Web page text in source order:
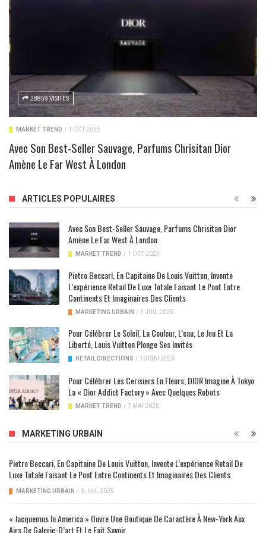
28859 VISITES
MARKET TREND / 1 OCT 2025
Avec Son Best-Seller Sauvage, Parfums Chrisitan Dior
Amène Le Far West À London
ARTICLES POPULAIRES
Avec Son Best-Seller Sauvage, Parfums Chrisitan Dior
Amène Le Far West À London
MARKET TREND / 1 OCT 2025
Pietro Beccari, En Capitaine De Louis Vuitton, Invente
L’expérience Retail De Luxe Totale Faisant Le Pont Entre
Continents Et Imaginaires Des Clients
MARKETING URBAIN / 3 JUIL 2025
Pour Célébrer Le Soleil, La Couleur, L’eau, Le Jeu Et La
Liberté, Louis Vuitton Plonge Ses Invités
RETAIL DIRECTIONS / 10 MAI 2025
Pour Célébrer Les Cerisiers En Fleurs, DIOR Imagine À Tokyo
La « Dior Addict Factory » Avec Quelques Robots
MARKET TREND / 7 MAI 2025
MARKETING URBAIN
Pietro Beccari, En Capitaine De Louis Vuitton, Invente L’expérience Retail De
Luxe Totale Faisant Le Pont Entre Continents Et Imaginaires Des Clients
MARKETING URBAIN / 3 JUIL 2025
« Jacquemus In America » Ouvre Une Boutique De Caractère À New-York Aux
Airs De Galerie-D’art Et Le Fait Savoir